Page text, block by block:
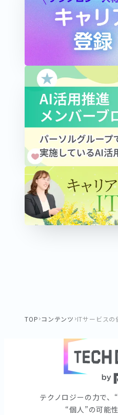
TOP コンテンツ ITサービス
テクノロジーの⼒で、
“個⼈”の可能